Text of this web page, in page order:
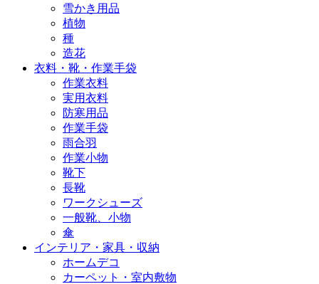
雪かき用品
植物
種
造花
衣料・靴・作業手袋
作業衣料
実用衣料
防寒用品
作業手袋
雨合羽
作業小物
靴下
長靴
ワークシューズ
一般靴、小物
傘
インテリア・家具・収納
ホームデコ
カーペット・室内敷物